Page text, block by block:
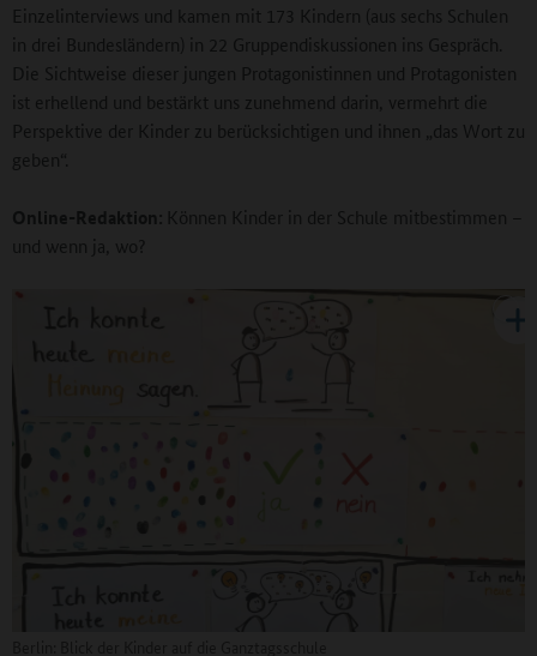
Einzelinterviews und kamen mit 173 Kindern (aus sechs Schulen
in drei Bundesländern) in 22 Gruppendiskussionen ins Gespräch.
Die Sichtweise dieser jungen Protagonistinnen und Protagonisten
ist erhellend und bestärkt uns zunehmend darin, vermehrt die
Perspektive der Kinder zu berücksichtigen und ihnen „das Wort zu
geben“.
Online-Redaktion: Können Kinder in der Schule mitbestimmen –
und wenn ja, wo?